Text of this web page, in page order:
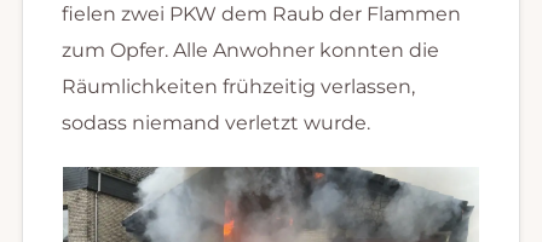
fielen zwei PKW dem Raub der Flammen
zum Opfer. Alle Anwohner konnten die
Räumlichkeiten frühzeitig verlassen,
sodass niemand verletzt wurde.